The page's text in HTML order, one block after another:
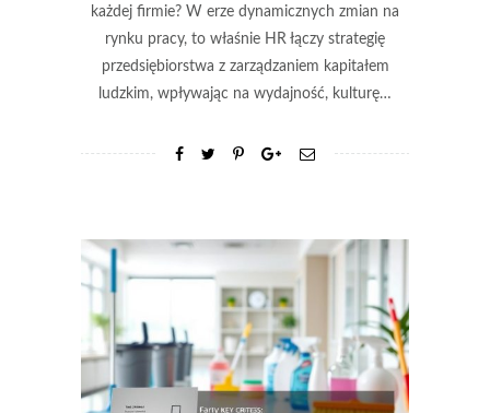
każdej firmie? W erze dynamicznych zmian na
rynku pracy, to właśnie HR łączy strategię
przedsiębiorstwa z zarządzaniem kapitałem
ludzkim, wpływając na wydajność, kulturę…